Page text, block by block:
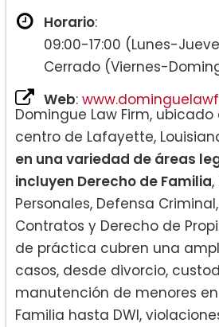
Horario:
09:00-17:00 (Lunes-
Cerrado (Viernes-
Web:
Domingue Law Firm,
centro de Lafayette,
en una variedad de áreas
incluyen Derecho de Familia,
Personales, Defensa
Contratos y Derecho de
de práctica cubren una
casos, desde divorcio,
manutención de menores
Familia hasta DWI,